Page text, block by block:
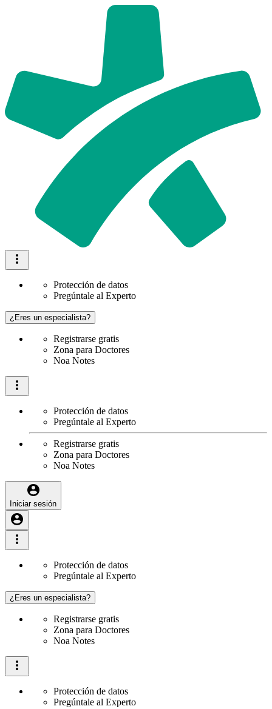
Protección de datos
Pregúntale al Experto
¿Eres un especialista?
Registrarse gratis
Zona para Doctores
Noa Notes
Protección de datos
Pregúntale al Experto
Registrarse gratis
Zona para Doctores
Noa Notes
Iniciar sesión
Protección de datos
Pregúntale al Experto
¿Eres un especialista?
Registrarse gratis
Zona para Doctores
Noa Notes
Protección de datos
Pregúntale al Experto